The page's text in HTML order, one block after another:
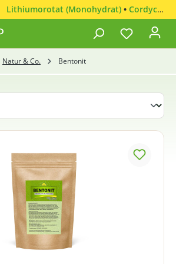
Lithiumorotat (Monohydrat) • Cordyceps sinensis
Natur & Co. Bentonit